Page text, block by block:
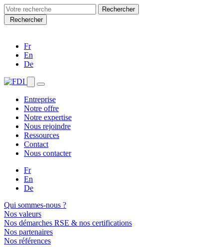
Search
for:Rechercher
Fr
En
De
Entreprise
Notre offre
Notre expertise
Nous rejoindre
Ressources
Contact
Nous contacter
Fr
En
De
Qui sommes-nous ?
Nos valeurs
Nos démarches RSE & nos certifications
Nos partenaires
Nos références